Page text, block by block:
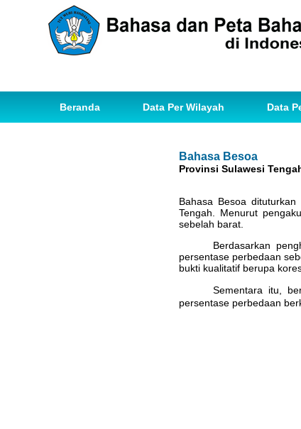
Beranda Data Per Wilayah Data
Bahasa Besoa
Provinsi Sulawesi
Bahasa Besoa
Tengah. Menurut
sebelah barat.
Berdasarkan
persentase perbedaan
bukti kualitatif berupa
Sementara itu,
persentase perbedaan